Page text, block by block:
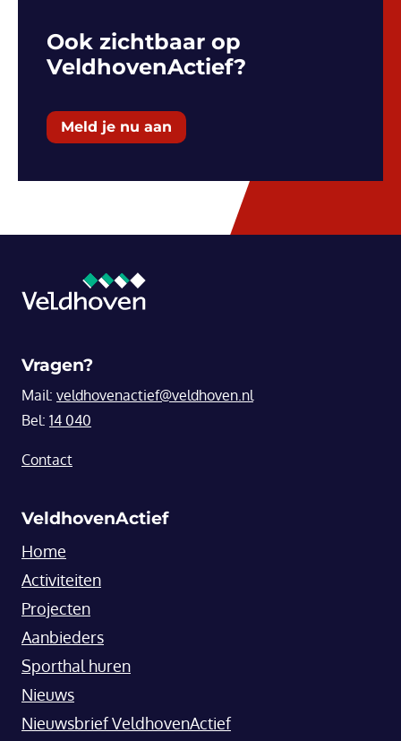
Ook zichtbaar op
VeldhovenActief?
Meld je nu aan
Vragen?
Mail: veldhovenactief@veldhoven.nl
Bel: 14 040
Contact
VeldhovenActief
Home
Activiteiten
Projecten
Aanbieders
Sporthal huren
Nieuws
Nieuwsbrief VeldhovenActief